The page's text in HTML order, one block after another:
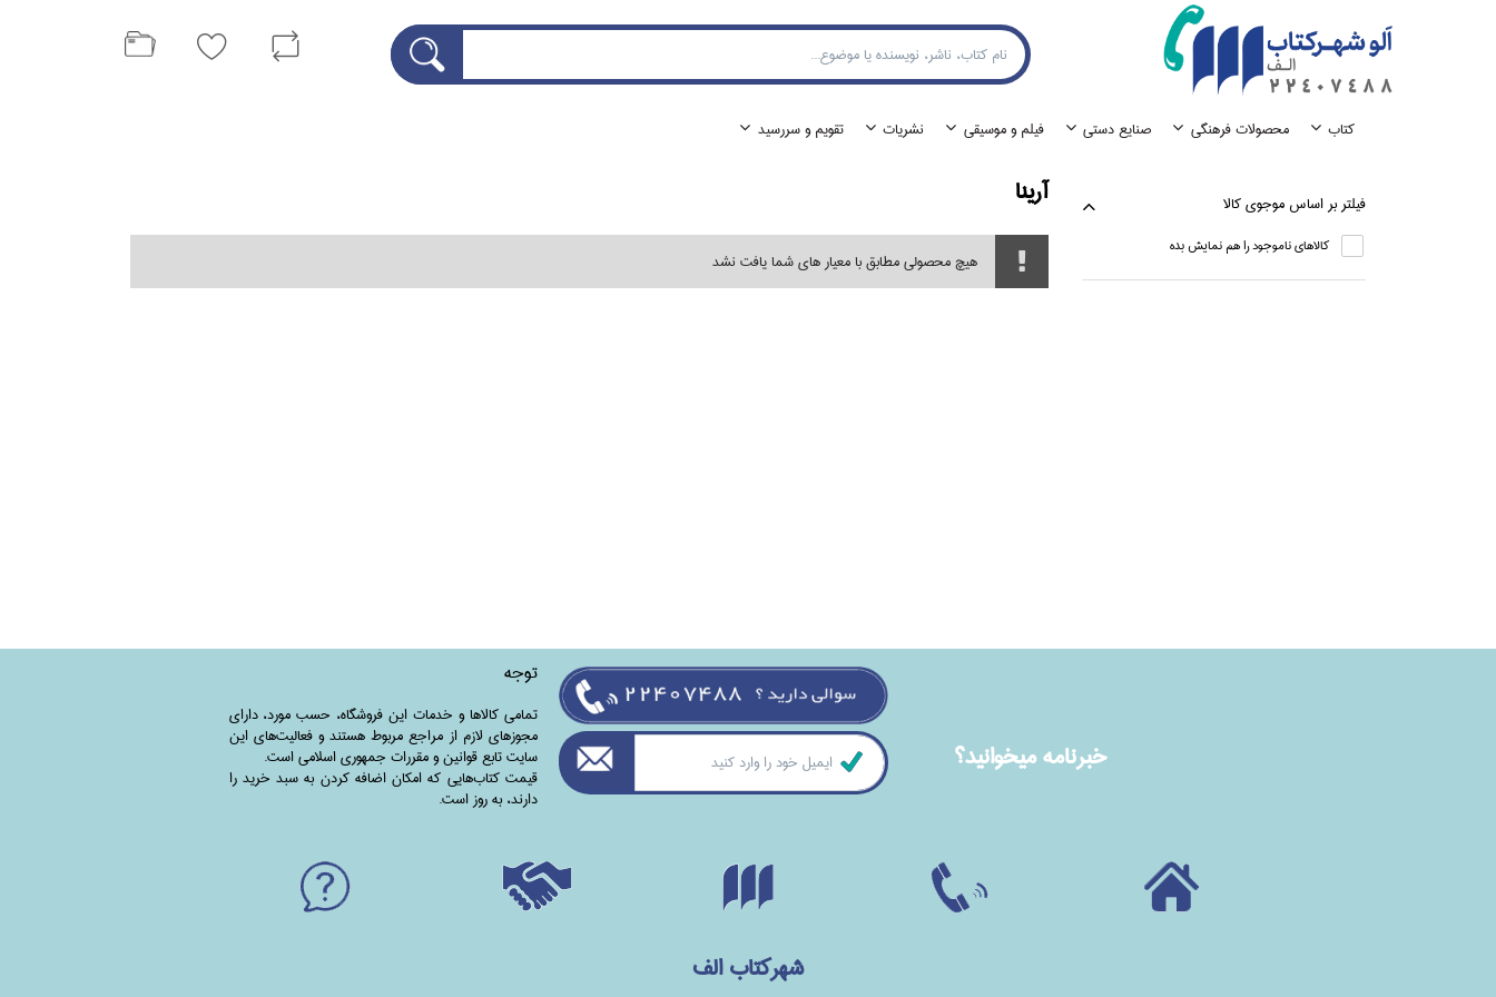
كتاب محصولات فرهنگي صنايع دستي فيلم و موسيقي نشريات تقويم و سررسيد
فيلتر بر اساس موجوي كالا
كالاهاي ناموجود را هم نمايش بده
آرينا
هیچ محصولی مطابق با معیار های شما یافت نشد
خبرنامه ميخوانيد؟
توجه
تمامی‌ کالاها و خدمات این فروشگاه، حسب مورد،‌ دارای
مجوزهای لازم از مراجع مربوط هستند ‌و‌‌ فعالیت‌های این
سایت تابع قوانین و مقررات جمهوری اسلامی است.
قیمت کتاب‌هایی که امکان اضافه کردن به سبد خرید را
دارند،‌ به روز است.
شهرکتاب الف